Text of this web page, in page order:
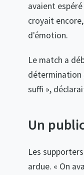
avaient
croyait
d'émotion.
Le match a
détermination
suffi »,
Un
Les
ardue. « On